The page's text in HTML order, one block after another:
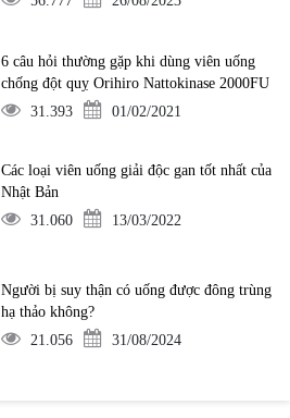
6 câu hỏi thường gặp khi dùng viên uống
chống đột quỵ Orihiro Nattokinase 2000FU
31.393
01/02/2021
Các loại viên uống giải độc gan tốt nhất của
Nhật Bản
31.060
13/03/2022
Người bị suy thận có uống được đông trùng
hạ thảo không?
21.056
31/08/2024